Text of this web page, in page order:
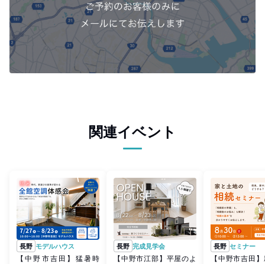
関連イベント
長野 モデルハウス
【中野市吉田】猛暑時
長野 完成見学会
【中野市江部】平屋のよ
長野 セミナー
【中野市吉田